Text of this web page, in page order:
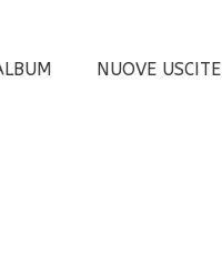
NUOVE USCITE